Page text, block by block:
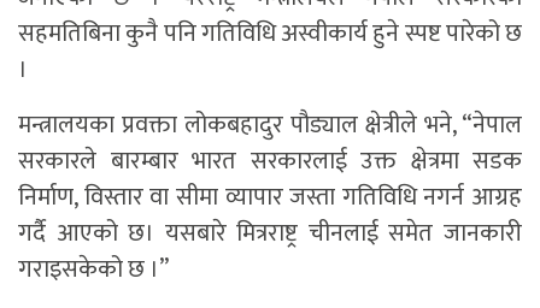
सहमतिबिना कुनै पनि गतिविधि अस्वीकार्य हुने स्पष्ट पारेको छ
।
मन्त्रालयका प्रवक्ता लोकबहादुर पौड्याल क्षेत्रीले भने, “नेपाल
सरकारले बारम्बार भारत सरकारलाई उक्त क्षेत्रमा सडक
निर्माण, विस्तार वा सीमा व्यापार जस्ता गतिविधि नगर्न आग्रह
गर्दै आएको छ। यसबारे मित्रराष्ट्र चीनलाई समेत जानकारी
गराइसकेको छ ।”